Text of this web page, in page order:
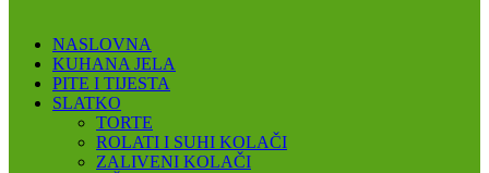
NASLOVNA
KUHANA JELA
PITE I TIJESTA
SLATKO
TORTE
ROLATI I SUHI KOLAČI
ZALIVENI KOLAČI